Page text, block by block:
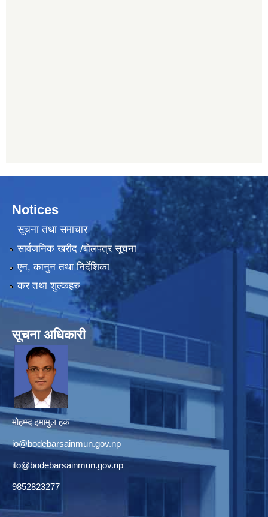
Notices
सूचना तथा समाचार
सार्वजनिक खरीद /बोलपत्र सूचना
एन, कानुन तथा निर्देशिका
कर तथा शुल्कहरु
सूचना अधिकारी
मोहम्म्द इमामुल हक
io@bodebarsainmun.gov.np
ito@bodebarsainmun.gov.np
9852823277